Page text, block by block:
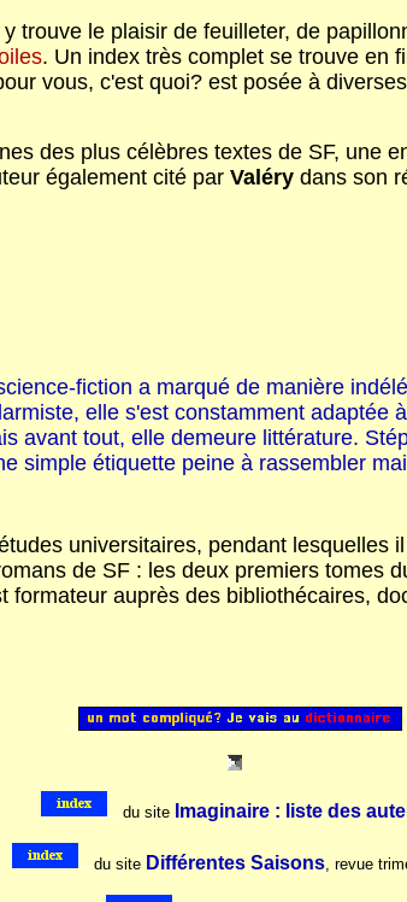
y trouve le plaisir de feuilleter, de
. Un index très complet se trouve en
vous, c'est quoi? est posée à
des plus célèbres textes de SF, une
également cité par Valéry dans son
fiction a marqué de manière
elle s'est constamment adaptée
avant tout, elle demeure littérature.
simple étiquette peine à rassembler
universitaires, pendant lesquelles
de SF : les deux premiers tomes
formateur auprès des bibliothécaires,
..
.. du site Imaginaire : liste des
.. du site Différentes Saisons, revue